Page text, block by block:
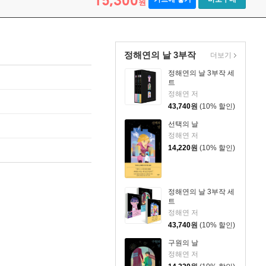
원
정해연의 날 3부작
정해연의 날 3부작 세
트
정해연 저
43,740원 (10% 할인)
선택의 날
정해연 저
14,220원 (10% 할인)
정해연의 날 3부작 세
트
정해연 저
43,740원 (10% 할인)
구원의 날
정해연 저
더보기